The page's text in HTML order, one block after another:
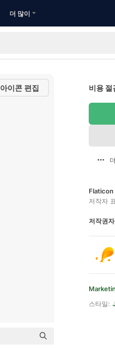
더 많이
아이콘 편집 비용 절
Flaticon
저작자
저작권
스타일: